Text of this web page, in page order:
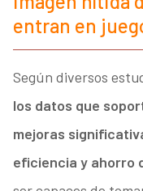
entran en
Según diversos
los datos que
mejoras
eficiencia y ahorro